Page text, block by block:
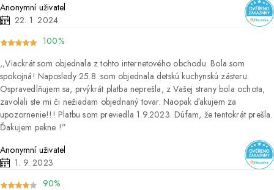
Anonymní uživatel
22. 1. 2024
100%
Viackrát som objednala z tohto internetového obchodu. Bola som
spokojná! Naposledy 25.8. som objednala detskú kuchynskú zásteru.
Ospravedlňujem sa, prvýkrát platba neprešla, z Vašej strany bola ochota,
zavolali ste mi či nežiadam objednaný tovar. Naopak ďakujem za
upozornenie!!! Platbu som previedla 1.9.2023. Dúfam, že tentokrát prešla.
Ďakujem pekne !
Anonymní uživatel
1. 9. 2023
90%